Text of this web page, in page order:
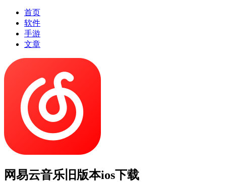
首页
软件
手游
文章
网易云音乐旧版本ios下载